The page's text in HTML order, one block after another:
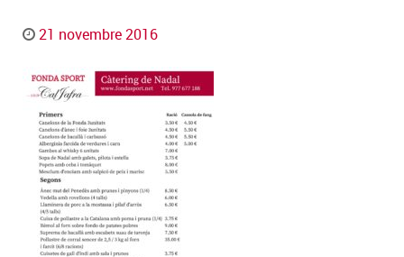
21 novembre 2016